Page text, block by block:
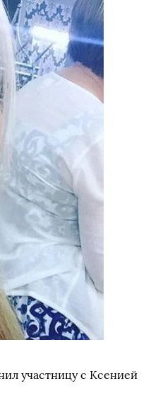
участницу с Ксенией